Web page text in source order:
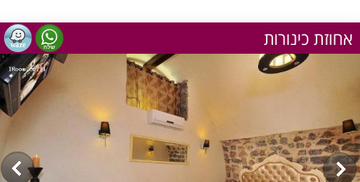
אחוזת כינורות